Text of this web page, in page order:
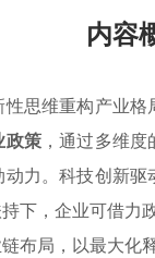
内容
思维重构产业格
政策，通过多维度
动力。科技创新
下，企业可借力
布局，以最大化